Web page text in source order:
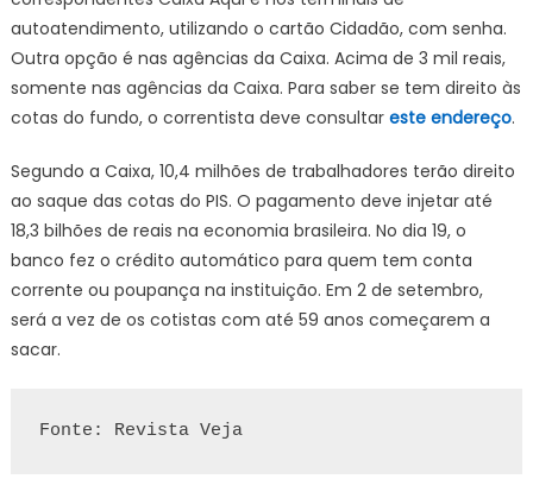
autoatendimento, utilizando o cartão Cidadão, com senha.
Outra opção é nas agências da Caixa. Acima de 3 mil reais,
somente nas agências da Caixa. Para saber se tem direito às
cotas do fundo, o correntista deve consultar este endereço.
Segundo a Caixa, 10,4 milhões de trabalhadores terão direito
ao saque das cotas do PIS. O pagamento deve injetar até
18,3 bilhões de reais na economia brasileira. No dia 19, o
banco fez o crédito automático para quem tem conta
corrente ou poupança na instituição. Em 2 de setembro,
será a vez de os cotistas com até 59 anos começarem a
sacar.
Fonte: Revista Veja